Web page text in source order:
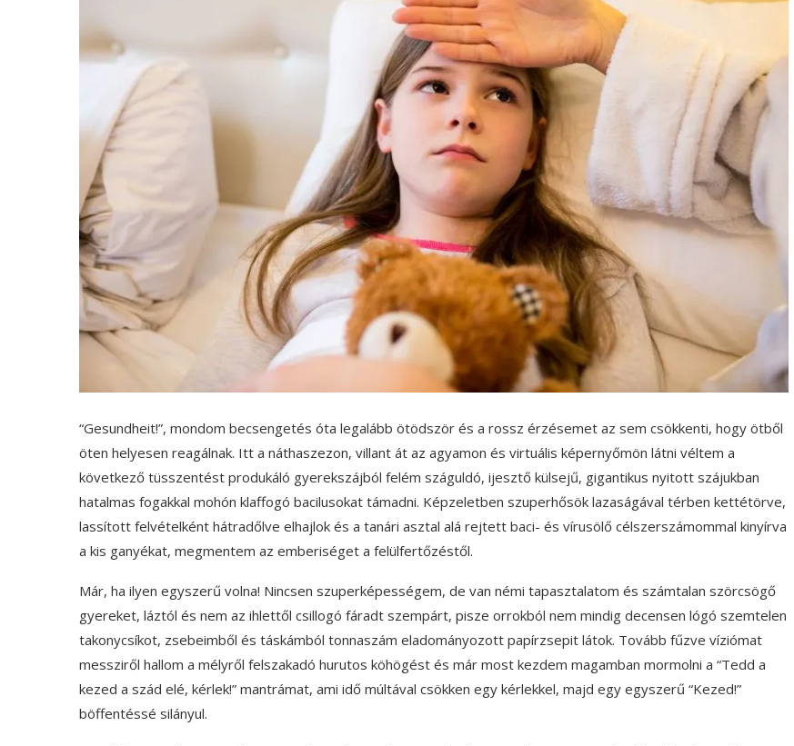
“Gesundheit!”, mondom becsengetés óta legalább ötödször és a rossz érzésemet az sem csökkenti, hogy ötből
öten helyesen reagálnak. Itt a náthaszezon, villant át az agyamon és virtuális képernyőmön látni véltem a
következő tüsszentést produkáló gyerekszájból felém száguldó, ijesztő külsejű, gigantikus nyitott szájukban
hatalmas fogakkal mohón klaffogó bacilusokat támadni. Képzeletben szuperhősök lazaságával térben kettétörve,
lassított felvételként hátradőlve elhajlok és a tanári asztal alá rejtett baci- és vírusölő célszerszámommal kinyírva
a kis ganyékat, megmentem az emberiséget a felülfertőzéstől.
Már, ha ilyen egyszerű volna! Nincsen szuperképességem, de van némi tapasztalatom és számtalan szörcsögő
gyereket, láztól és nem az ihlettől csillogó fáradt szempárt, pisze orrokból nem mindig decensen lógó szemtelen
takonycsíkot, zsebeimből és táskámból tonnaszám eladományozott papírzsepit látok. Tovább fűzve víziómat
messziről hallom a mélyről felszakadó hurutos köhögést és már most kezdem magamban mormolni a “Tedd a
kezed a szád elé, kérlek!” mantrámat, ami idő múltával csökken egy kérlekkel, majd egy egyszerű “Kezed!”
böffentéssé silányul.